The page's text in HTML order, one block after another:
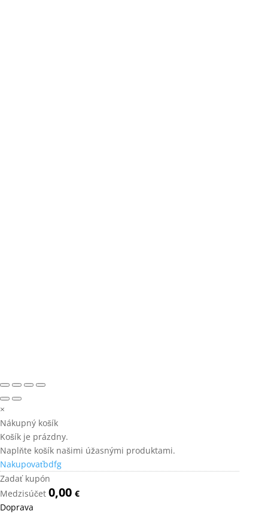
×
Nákupný košík
Košík je prázdny.
Naplňte košík našimi úžasnými produktami.
Nakupovaťbdfg
Zadať kupón
Medzisúčet 0,00 €
Doprava